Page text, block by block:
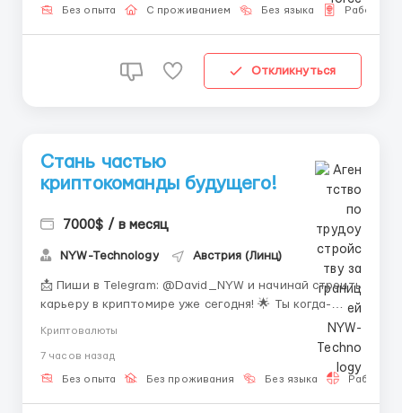
зоны) Консультация клиентов Поддержание...
Без опыта С проживанием Без языка Рабочая
Откликнуться
Стань частью
криптокоманды будущего!
7000$ / в месяц
NYW-Technology Австрия (Линц)
📩 Пиши в Telegram: @David_NYW и начинай строить
карьеру в криптомире уже сегодня! 🌟 Ты когда-
меняет мир финансов и технологий? Сейчас у тебя
есть уникальный шанс присоединиться к команде
профессионалов и начать получать стабильный
Криптовалюты
7 часов назад
Без опыта Без проживания Без языка Работа